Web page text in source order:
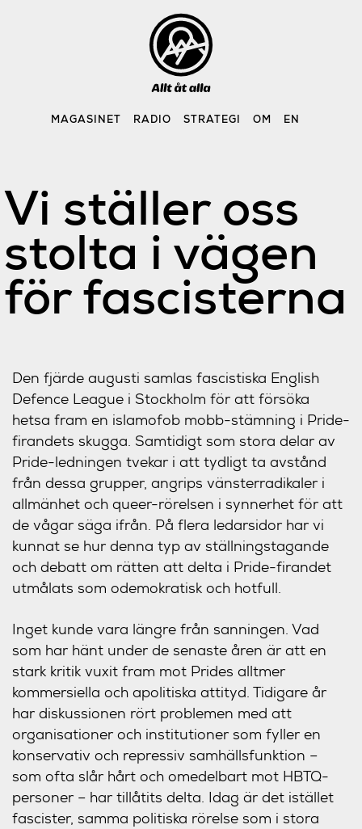
MAGASINET RADIO STRATEGI OM EN
Vi ställer oss
stolta i vägen
för fascisterna
Den fjärde augusti samlas fascistiska English
Defence League i Stockholm för att försöka
hetsa fram en islamofob mobb-stämning i Pride-
firandets skugga. Samtidigt som stora delar av
Pride-ledningen tvekar i att tydligt ta avstånd
från dessa grupper, angrips vänsterradikaler i
allmänhet och queer-rörelsen i synnerhet för att
de vågar säga ifrån. På flera ledarsidor har vi
kunnat se hur denna typ av ställningstagande
och debatt om rätten att delta i Pride-firandet
utmålats som odemokratisk och hotfull.
Inget kunde vara längre från sanningen. Vad
som har hänt under de senaste åren är att en
stark kritik vuxit fram mot Prides alltmer
kommersiella och apolitiska attityd. Tidigare år
har diskussionen rört problemen med att
organisationer och institutioner som fyller en
konservativ och repressiv samhällsfunktion –
som ofta slår hårt och omedelbart mot HBTQ-
personer – har tillåtits delta. Idag är det istället
fascister, samma politiska rörelse som i stora